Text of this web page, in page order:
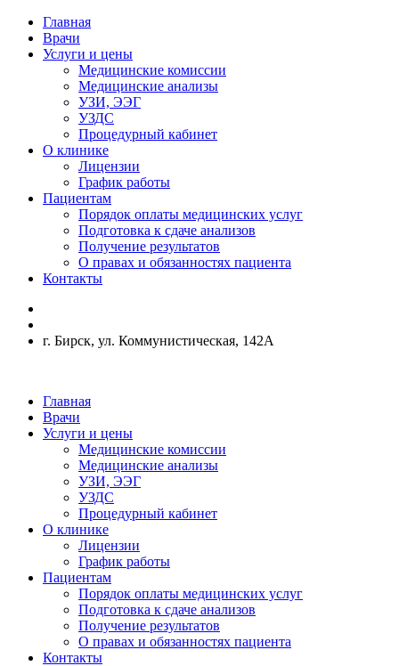
Главная
Врачи
Услуги и цены
Медицинские комиссии
Медицинские анализы
УЗИ, ЭЭГ
УЗДС
Процедурный кабинет
О клинике
Лицензии
График работы
Пациентам
Порядок оплаты медицинских услуг
Подготовка к сдаче анализов
Получение результатов
О правах и обязанностях пациента
Контакты
г. Бирск, ул. Коммунистическая, 142А
Главная
Врачи
Услуги и цены
Медицинские комиссии
Медицинские анализы
УЗИ, ЭЭГ
УЗДС
Процедурный кабинет
О клинике
Лицензии
График работы
Пациентам
Порядок оплаты медицинских услуг
Подготовка к сдаче анализов
Получение результатов
О правах и обязанностях пациента
Контакты